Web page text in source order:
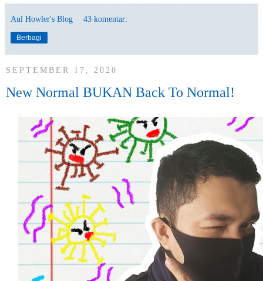
Aul Howler's Blog 43 komentar:
Berbagi
SEPTEMBER 17, 2020
New Normal BUKAN Back To Normal!